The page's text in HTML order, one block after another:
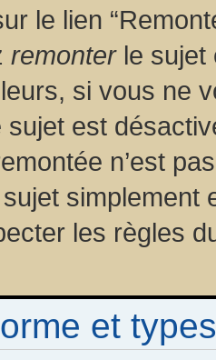
le lien
remonterle sujet
si vous ne
sujet est
n’est
simplement
les règles
et